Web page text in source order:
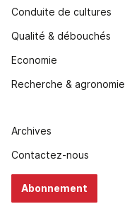
Conduite de cultures
Qualité & débouchés
Economie
Recherche & agronomie
Archives
Contactez-nous
Abonnement